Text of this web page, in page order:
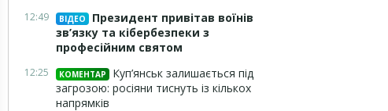
12:49 ВІДЕО
Президент привітав воїнів
зв’язку та кібербезпеки з
професійним святом
12:25 КОМЕНТАР
Куп’янськ залишається під
загрозою: росіяни тиснуть із кількох
напрямків